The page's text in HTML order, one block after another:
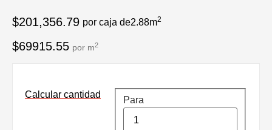
$201,356.79 por caja de2.88m2
$69915.55 por m2
Calcular cantidad
Para